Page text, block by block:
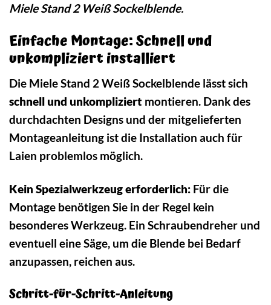
Miele Stand 2 Weiß Sockelblende.
Einfache Montage: Schnell und
unkompliziert installiert
Die Miele Stand 2 Weiß Sockelblende lässt sich
schnell und unkompliziert montieren. Dank des
durchdachten Designs und der mitgelieferten
Montageanleitung ist die Installation auch für
Laien problemlos möglich.
Kein Spezialwerkzeug erforderlich: Für die
Montage benötigen Sie in der Regel kein
besonderes Werkzeug. Ein Schraubendreher und
eventuell eine Säge, um die Blende bei Bedarf
anzupassen, reichen aus.
Schritt-für-Schritt-Anleitung